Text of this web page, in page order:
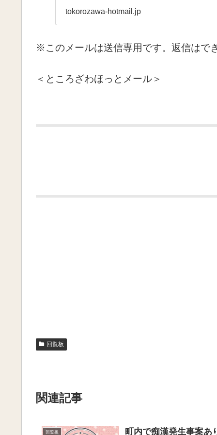
tokorozawa-hotmail.jp
※このメールは送信専用です。返信はで
＜ところざわほっとメール＞
回覧板
関連記事
回覧板 町内で痴漢発生事案あ